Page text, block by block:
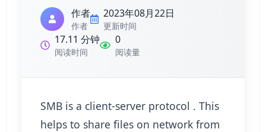
作者
作者
2023年08月22日
更新时间
17.11 分钟
阅读时间
0
阅读量
SMB is a client-server protocol . This
helps to share files on network from